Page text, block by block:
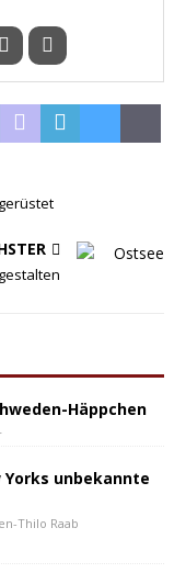
Häppchen
unbekannte
Thilo Raab